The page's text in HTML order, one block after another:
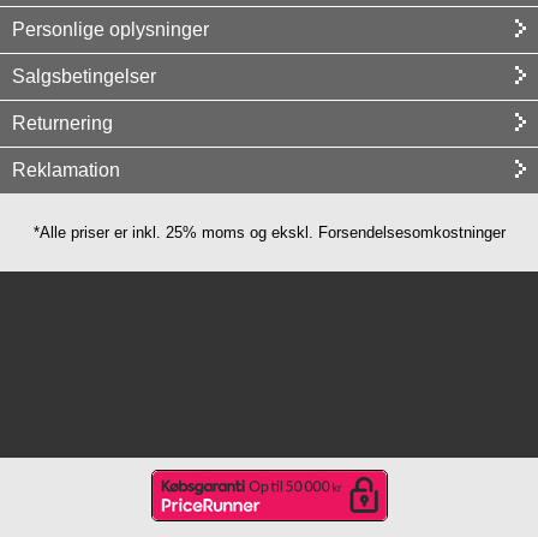
Personlige oplysninger
Salgsbetingelser
Returnering
Reklamation
*Alle priser er inkl. 25% moms og ekskl. Forsendelsesomkostninger